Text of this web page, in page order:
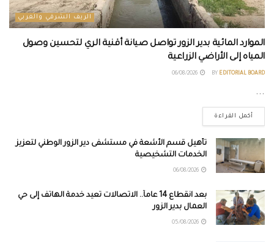
الريف الشرقي والغربي
الموارد المائية بدير الزور تواصل صيانة أقنية الري لتحسين وصول
المياه إلى الأراضي الزراعية
BY EDITORIAL BOARD
...
أكمل القراءة
تأهيل قسم الأشعة في مستشفى دير الزور الوطني لتعزيز
الخدمات التشخيصية
بعد انقطاع 14 عاماً.. الاتصالات تعيد خدمة الهاتف إلى حي
العمال بدير الزور